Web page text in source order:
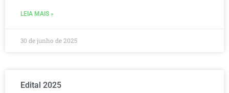
LEIA MAIS »
30 de junho de 2025
Edital 2025